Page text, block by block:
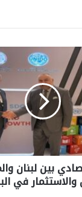
بين لبنان
والاستثمار في